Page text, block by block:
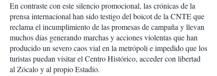
En contraste con este silencio promocional, las crónicas de la
prensa internacional han sido testigo del boicot de la CNTE que
reclama el incumplimiento de las promesas de campaña y llevan
muchos días generando marchas y acciones violentas que han
producido un severo caos vial en la metrópoli e impedido que los
turistas puedan visitar el Centro Histórico, acceder con libertad
al Zócalo y al propio Estadio.